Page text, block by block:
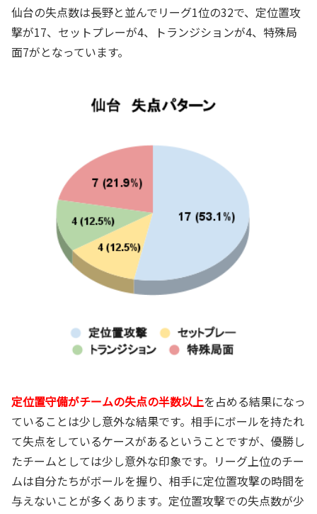
仙台の失点数は長野と並んでリーグ1位の32で、定位置攻
撃が17、セットプレーが4、トランジションが4、特殊局
面7がとなっています。
定位置守備がチームの失点の半数以上を占める結果になっ
ていることは少し意外な結果です。相手にボールを持たれ
て失点をしているケースがあるということですが、優勝し
たチームとしては少し意外な印象です。リーグ上位のチー
ムは自分たちがボールを握り、相手に定位置攻撃の時間を
与えないことが多くあります。定位置攻撃での失点数が少